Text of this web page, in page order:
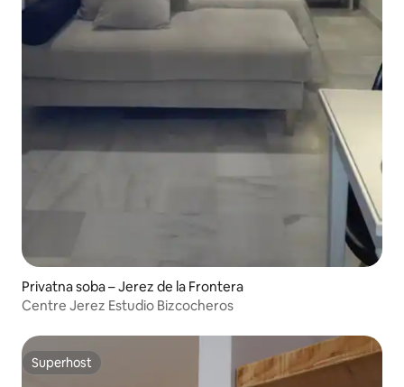
Privatna soba – Jerez de la Frontera
Centre Jerez Estudio Bizcocheros
Superhost
Superhost